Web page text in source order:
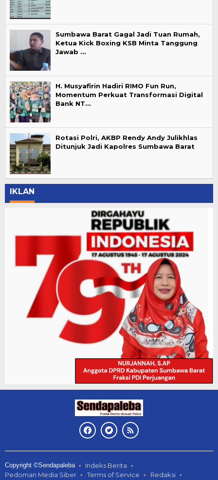
Sumbawa Barat Gagal Jadi Tuan Rumah,
Ketua Kick Boxing KSB Minta Tanggung
Jawab …
H. Musyafirin Hadiri RIMO Fun Run,
Momentum Perkuat Transformasi Digital
Bank NT…
Rotasi Polri, AKBP Rendy Andy Julikhlas
Ditunjuk Jadi Kapolres Sumbawa Barat
IKLAN
Copyright ©Sendapaleba
Indeks Berita
Pedoman Media Siber
Terms of Service
Redaksi